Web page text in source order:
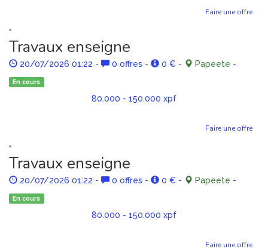
Faire une offre
Travaux enseigne
20/07/2026 01:22 - 0 offres - 0 € - Papeete -
En cours
80.000 - 150.000 xpf
Faire une offre
Travaux enseigne
20/07/2026 01:22 - 0 offres - 0 € - Papeete -
En cours
80.000 - 150.000 xpf
Faire une offre